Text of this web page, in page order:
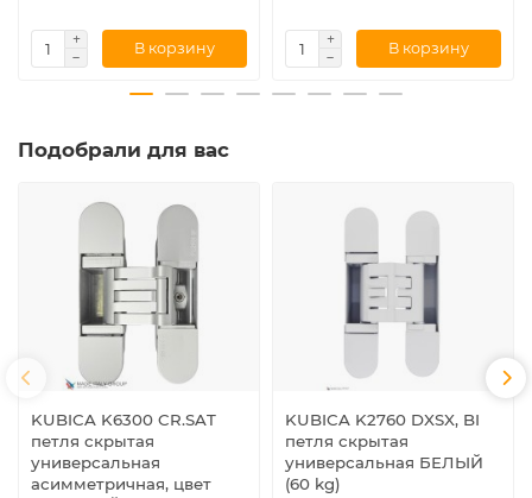
В корзину В корзину
Подобрали для вас
KUBICA K6300 CR.SAT
петля скрытая
универсальная
асимметричная, цвет
KUBICA K2760 DXSX, BI
петля скрытая
универсальная БЕЛЫЙ
(60 kg)